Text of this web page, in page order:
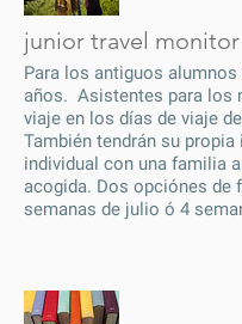
junior travel monitor
Para los antiguos alumnos
años. Asistentes para los
viaje en los días de viaje
También tendrán su
individual con una familia
acogida. Dos opciónes de
semanas de julio ó 4